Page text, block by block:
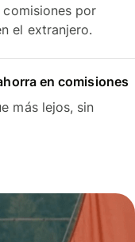
por
el extranjero.
en comisiones
más lejos, sin